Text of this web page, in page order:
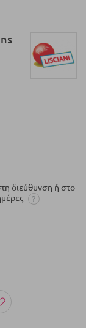
διεύθυνση ή στο